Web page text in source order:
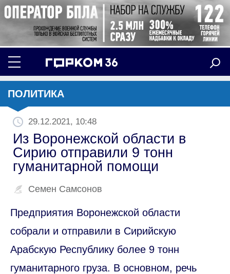
ПОЛИТИКА
29.12.2021, 10:48
Из Воронежской области в
Сирию отправили 9 тонн
гуманитарной помощи
Семен Самсонов
Предприятия Воронежской области
собрали и отправили в Сирийскую
Арабскую Республику более 9 тонн
гуманитарного груза. В основном, речь